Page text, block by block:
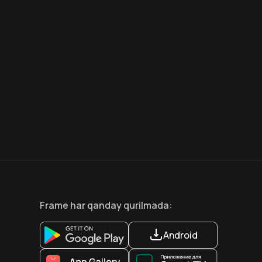
Frame har qanday qurilmada:
Android